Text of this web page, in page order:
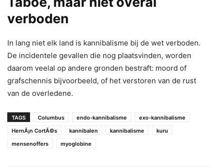
verboden
In lang niet elk land is kannibalisme bij de wet verboden.
De incidentele gevallen die nog plaatsvinden, worden
daarom veelal op andere gronden bestraft: moord of
grafschennis bijvoorbeeld, of het verstoren van de rust
van de overledene.
TAGS Columbus endo-kannibalisme
exo-kannibalisme
HernÃ¡n CortÃ©s
kannibalen kannibalisme
kuru
mensenoffers
myoglobine